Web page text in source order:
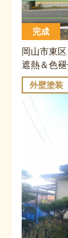
完成
岡山市東
遮熱＆色
外壁塗装